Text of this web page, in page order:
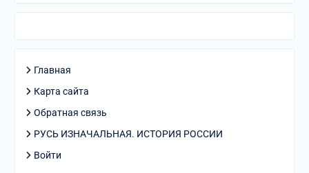
Главная
Карта сайта
Обратная связь
РУСЬ ИЗНАЧАЛЬНАЯ. ИСТОРИЯ РОССИИ
Войти